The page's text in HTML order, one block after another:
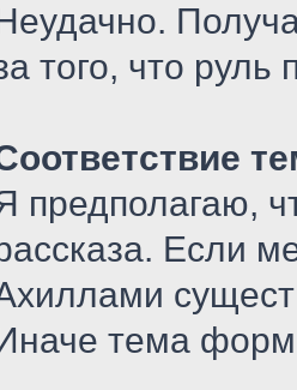
того, что руль
предполагаю,
Если
тема